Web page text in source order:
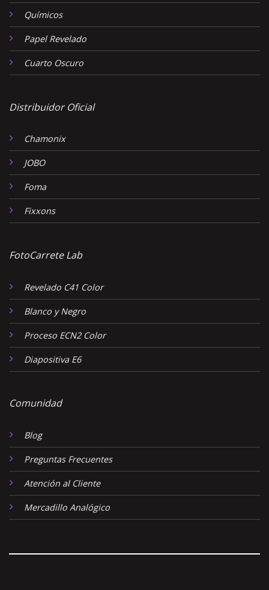
Químicos
Papel Revelado
Cuarto Oscuro
Distribuidor Oficial
Chamonix
JOBO
Foma
Fixxons
FotoCarrete Lab
Revelado C41 Color
Blanco y Negro
Proceso ECN2 Color
Diapositiva E6
Comunidad
Blog
Preguntas Frecuentes
Atención al Cliente
Mercadillo Analógico